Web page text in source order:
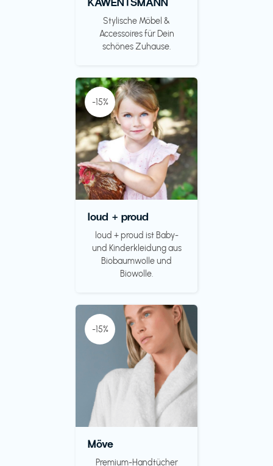
Stylische Möbel &
Accessoires für Dein
schönes Zuhause.
-15%
loud + proud
loud + proud ist Baby-
und Kinderkleidung aus
Biobaumwolle und
Biowolle.
-15%
Möve
Premium-Handtücher